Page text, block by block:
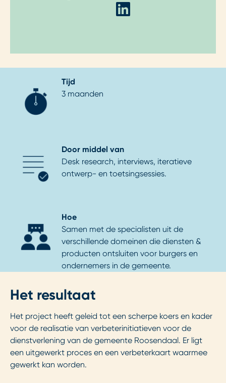
Tijd
3 maanden
Door middel van
Desk research, interviews, iteratieve
ontwerp- en toetsingsessies.
Hoe
Samen met de specialisten uit de
verschillende domeinen die diensten &
producten ontsluiten voor burgers en
ondernemers in de gemeente.
Het resultaat
Het project heeft geleid tot een scherpe koers en kader
voor de realisatie van verbeterinitiatieven voor de
dienstverlening van de gemeente Roosendaal. Er ligt
een uitgewerkt proces en een verbeterkaart waarmee
gewerkt kan worden.